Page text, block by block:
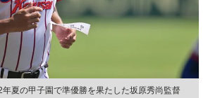
夏の甲子園で準優勝を果たした坂原秀尚監督